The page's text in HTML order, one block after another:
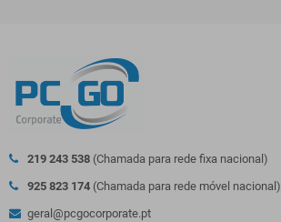
219 243 538 (Chamada para rede fixa nacional)
925 823 174 (Chamada para rede móvel nacional)
geral@pcgocorporate.pt